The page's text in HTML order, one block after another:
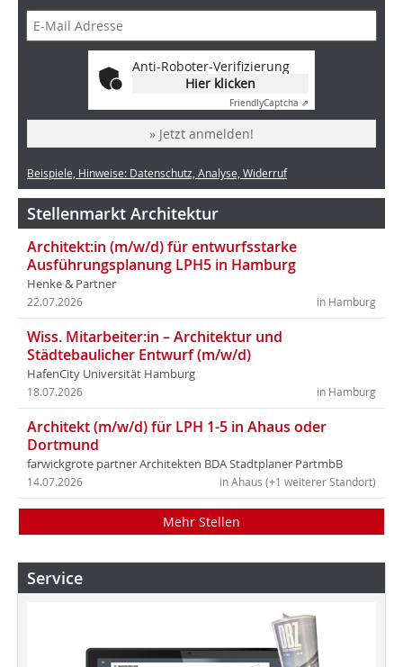
Anti-Roboter-Verifizierung
Hier klicken
FriendlyCaptcha ⇗
» Jetzt anmelden!
Beispiele, Hinweise: Datenschutz, Analyse, Widerruf
Stellenmarkt Architektur
Architekt:in (m/w/d) für entwurfsstarke
Ausführungsplanung LPH5 in Hamburg
Henke & Partner
in Hamburg
22.07.2026
Wiss. Mitarbeiter:in – Architektur und
Städtebaulicher Entwurf (m/w/d)
HafenCity Universität Hamburg
in Hamburg
18.07.2026
Architekt (m/w/d) für LPH 1-5 in Ahaus oder
Dortmund
farwickgrote partner Architekten BDA Stadtplaner PartmbB
in Ahaus (+1 weiterer Standort)
14.07.2026
Mehr Stellen
Service